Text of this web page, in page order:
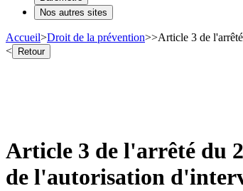
Nos autres sites
Accueil>Droit de la prévention>>Article 3 de
< Retour
Article 3 de l'arrêté du
de l'autorisation